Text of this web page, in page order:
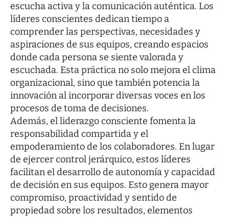
escucha activa y la comunicación auténtica. Los
líderes conscientes dedican tiempo a
comprender las perspectivas, necesidades y
aspiraciones de sus equipos, creando espacios
donde cada persona se siente valorada y
escuchada. Esta práctica no solo mejora el clima
organizacional, sino que también potencia la
innovación al incorporar diversas voces en los
procesos de toma de decisiones.
Además, el liderazgo consciente fomenta la
responsabilidad compartida y el
empoderamiento de los colaboradores. En lugar
de ejercer control jerárquico, estos líderes
facilitan el desarrollo de autonomía y capacidad
de decisión en sus equipos. Esto genera mayor
compromiso, proactividad y sentido de
propiedad sobre los resultados, elementos